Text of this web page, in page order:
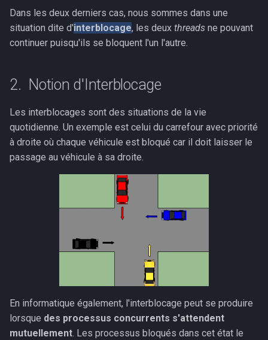
Dans les deux derniers cas, nous sommes dans une
situation dite d'interblocage, les deux threads ne pouvant
continuer puisqu'ils se bloquent l'un l'autre.
Notion d'Interblocage
Les interblocages sont des situations de la vie
quotidienne. Un exemple est celui du carrefour avec priorité
à droite où chaque véhicule est bloqué car il doit laisser le
passage au véhicule à sa droite.
En informatique également, l'interblocage peut se produire
lorsque des processus concurrents s'attendent
mutuellement. Les processus bloqués dans cet état le